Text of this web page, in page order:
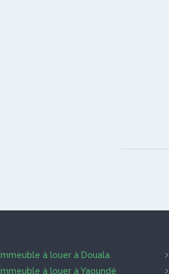
Immeuble à louer à Douala
Immeuble à louer à Yaoundé